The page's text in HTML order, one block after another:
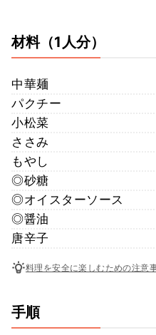
材料（1人分）
中華麺
パクチー
小松菜
ささみ
もやし
◎砂糖
◎オイスターソース
◎醤油
唐辛子
料理を安全に楽しむための注意
手順